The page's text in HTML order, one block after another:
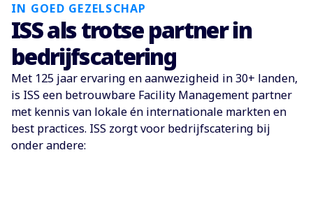
IN GOED GEZELSCHAP
ISS als trotse partner in
bedrijfscatering
Met 125 jaar ervaring en aanwezigheid in 30+ landen,
is ISS een betrouwbare Facility Management partner
met kennis van lokale én internationale markten en
best practices. ISS zorgt voor bedrijfscatering bij
onder andere: